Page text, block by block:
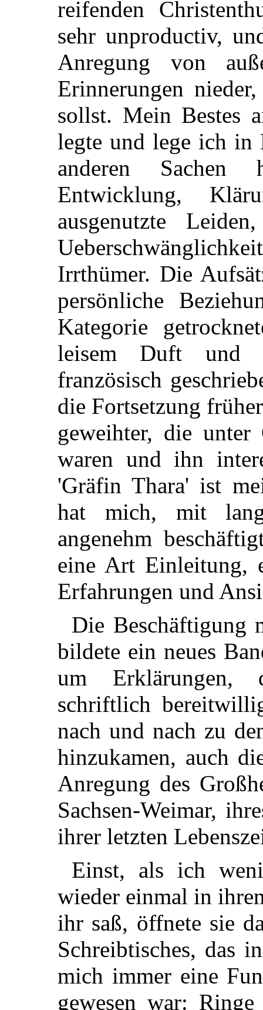
reifenden
sehr unproductiv,
Anregung von
Erinnerungen
sollst. Mein Bestes
legte und lege ich in
anderen Sachen
Entwicklung,
ausgenutzte
Irrthümer. Die
persönliche
Kategorie
leisem Duft und
französisch
die Fortsetzung
geweihter, die unter
waren und ihn
'Gräfin Thara' ist
hat mich, mit
angenehm
eine Art Einleitung,
Erfahrungen und
Die Beschäftigung
bildete ein neues
um
schriftlich
nach und nach zu
hinzukamen, auch
Anregung des
Sachsen-Weimar,
ihrer letzten
Einst, als ich
wieder einmal in
ihr saß, öffnete sie
Schreibtisches, das
mich immer eine
gewesen war: